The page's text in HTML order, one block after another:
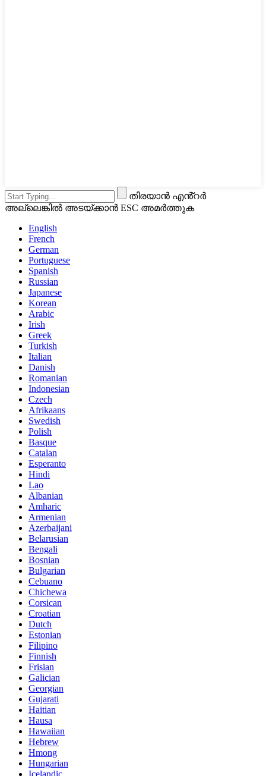
തിരയാൻ എൻ്റർ
അല്ലെങ്കിൽ അടയ്ക്കാൻ ESC അമർത്തുക
English
French
German
Portuguese
Spanish
Russian
Japanese
Korean
Arabic
Irish
Greek
Turkish
Italian
Danish
Romanian
Indonesian
Czech
Afrikaans
Swedish
Polish
Basque
Catalan
Esperanto
Hindi
Lao
Albanian
Amharic
Armenian
Azerbaijani
Belarusian
Bengali
Bosnian
Bulgarian
Cebuano
Chichewa
Corsican
Croatian
Dutch
Estonian
Filipino
Finnish
Frisian
Galician
Georgian
Gujarati
Haitian
Hausa
Hawaiian
Hebrew
Hmong
Hungarian